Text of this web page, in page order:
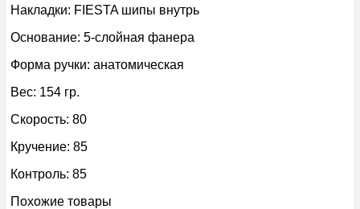
Накладки: FIESTA шипы внутрь
Основание: 5-слойная фанера
Форма ручки: анатомическая
Вес: 154 гр.
Скорость: 80
Кручение: 85
Контроль: 85
Похожие товары